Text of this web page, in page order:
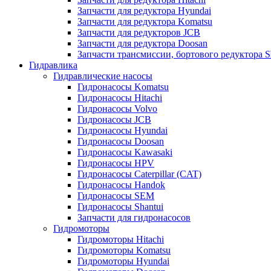
Запчасти для редуктора Hyundai
Запчасти для редуктора Komatsu
Запчасти для редукторов JCB
Запчасти для редуктора Doosan
Запчасти трансмиссии, бортового редуктора
Гидравлика
Гидравлические насосы
Гидронасосы Komatsu
Гидронасосы Hitachi
Гидронасосы Volvo
Гидронасосы JCB
Гидронасосы Hyundai
Гидронасосы Doosan
Гидронасосы Kawasaki
Гидронасосы HPV
Гидронасосы Caterpillar (CAT)
Гидронасосы Handok
Гидронасосы SEM
Гидронасосы Shantui
Запчасти для гидронасосов
Гидромоторы
Гидромоторы Hitachi
Гидромоторы Komatsu
Гидромоторы Hyundai